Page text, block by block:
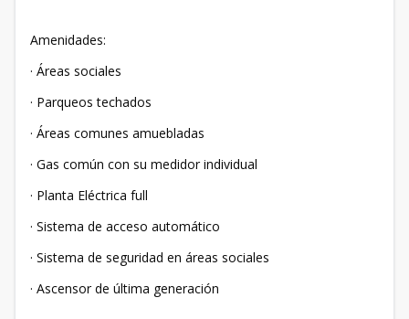
Amenidades:
· Áreas sociales
· Parqueos techados
· Áreas comunes amuebladas
· Gas común con su medidor individual
· Planta Eléctrica full
· Sistema de acceso automático
· Sistema de seguridad en áreas sociales
· Ascensor de última generación